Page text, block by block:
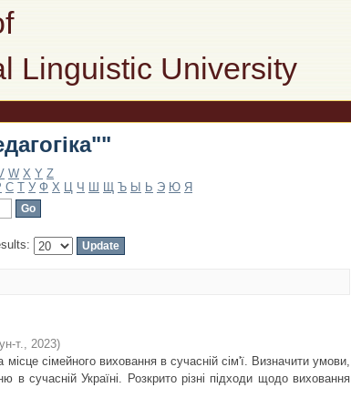
Linguistic University
W X Y Z
С Т У Ф Х Ц Ч Ш Щ Ъ Ы Ь Э Ю Я
т., 2023)
місце сімейного виховання в сучасній сім'ї. Визначити умови,
сучасній Україні. Розкрито різні підходи щодо виховання